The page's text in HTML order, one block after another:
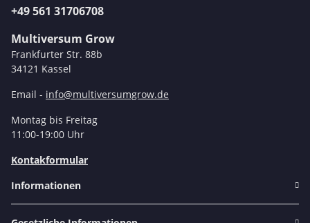
+49 561 31706708
Multiversum Grow
Frankfurter Str. 88b
34121 Kassel
Email - info@multiversumgrow.de
Montag bis Freitag
11:00-19:00 Uhr
Kontakformular
Informationen